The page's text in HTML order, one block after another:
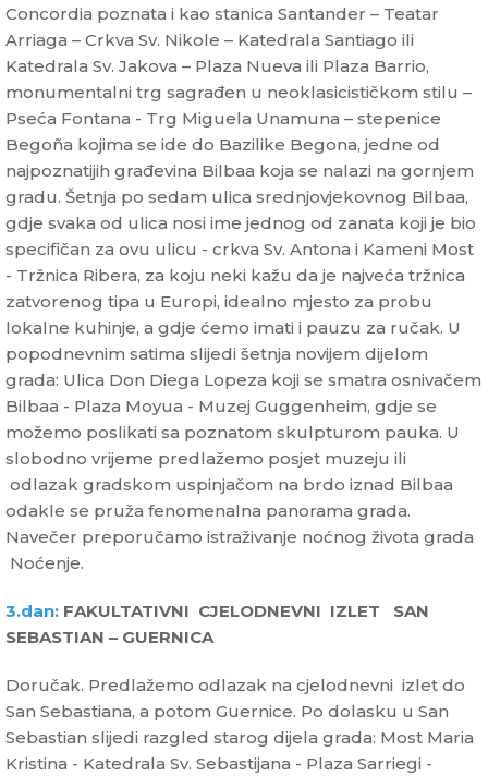
Concordia poznata i kao stanica Santander – Teatar
Arriaga – Crkva Sv. Nikole – Katedrala Santiago ili
Katedrala Sv. Jakova – Plaza Nueva ili Plaza Barrio,
monumentalni trg sagrađen u neoklasicističkom stilu –
Pseća Fontana - Trg Miguela Unamuna – stepenice
Begoña kojima se ide do Bazilike Begona, jedne od
najpoznatijih građevina Bilbaa koja se nalazi na gornjem
gradu. Šetnja po sedam ulica srednjovjekovnog Bilbaa,
gdje svaka od ulica nosi ime jednog od zanata koji je bio
specifičan za ovu ulicu - crkva Sv. Antona i Kameni Most
- Tržnica Ribera, za koju neki kažu da je najveća tržnica
zatvorenog tipa u Europi, idealno mjesto za probu
lokalne kuhinje, a gdje ćemo imati i pauzu za ručak. U
popodnevnim satima slijedi šetnja novijem dijelom
grada: Ulica Don Diega Lopeza koji se smatra osnivačem
Bilbaa - Plaza Moyua - Muzej Guggenheim, gdje se
možemo poslikati sa poznatom skulpturom pauka. U
slobodno vrijeme predlažemo posjet muzeju ili
odlazak gradskom uspinjačom na brdo iznad Bilbaa
odakle se pruža fenomenalna panorama grada.
Navečer preporučamo istraživanje noćnog života grada
Noćenje.
3.dan: FAKULTATIVNI CJELODNEVNI IZLET SAN
SEBASTIAN – GUERNICA
Doručak. Predlažemo odlazak na cjelodnevni izlet do
San Sebastiana, a potom Guernice. Po dolasku u San
Sebastian slijedi razgled starog dijela grada: Most Maria
Kristina - Katedrala Sv. Sebastijana - Plaza Sarriegi -